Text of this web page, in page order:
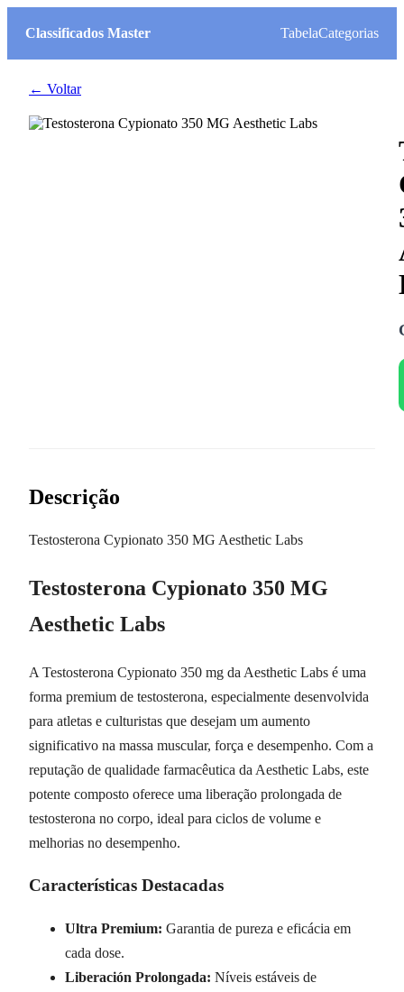
Classificados Master TabelaCategorias
← Voltar
Descrição
Testosterona Cypionato 350 MG Aesthetic Labs
Testosterona Cypionato 350 MG
Aesthetic Labs
A Testosterona Cypionato 350 mg da Aesthetic Labs é uma
forma premium de testosterona, especialmente desenvolvida
para atletas e culturistas que desejam um aumento
significativo na massa muscular, força e desempenho. Com a
reputação de qualidade farmacêutica da Aesthetic Labs, este
potente composto oferece uma liberação prolongada de
testosterona no corpo, ideal para ciclos de volume e
melhorias no desempenho.
Características Destacadas
Ultra Premium: Garantia de pureza e eficácia em
cada dose.
Liberación Prolongada: Níveis estáveis de